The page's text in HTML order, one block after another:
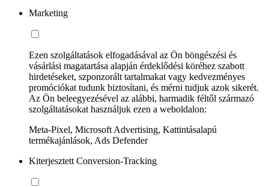
Marketing
Ezen szolgáltatások elfogadásával az Ön böngészési és
vásárlási magatartása alapján érdeklődési köréhez szabott
hirdetéseket, szponzorált tartalmakat vagy kedvezményes
promóciókat tudunk biztosítani, és mérni tudjuk azok sikerét.
Az Ön beleegyezésével az alábbi, harmadik féltől származó
szolgáltatásokat használjuk ezen a weboldalon:
Meta-Pixel, Microsoft Advertising, Kattintásalapú
termékajánlások, Ads Defender
Kiterjesztett Conversion-Tracking